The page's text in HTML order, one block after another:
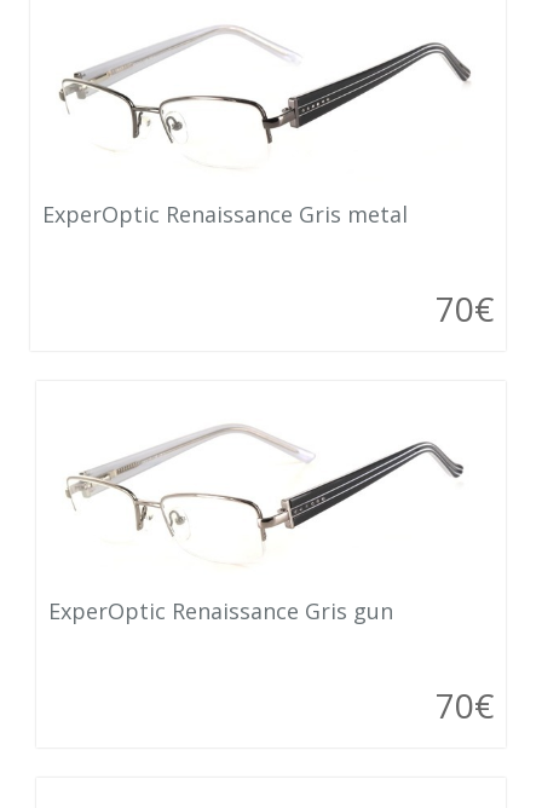
ExperOptic Renaissance Gris metal
70€
ExperOptic Renaissance Gris gun
70€